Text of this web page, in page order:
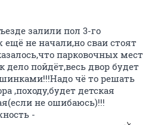
залили пол 3-го
ещё не начали,но сваи стоят
парковочных мест
дело пойдёт,весь двор будет
чё то решать
,походу,будет детская
не ошибаюсь)!!!
-